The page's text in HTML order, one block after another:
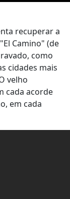
recuperar a
Camino" (de
como
cidades mais
velho
cada acorde
em cada